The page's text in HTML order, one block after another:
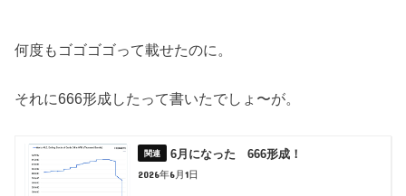
何度もゴゴゴゴって載せたのに。
それに666形成したって書いたでしょ〜が。
6月になった 666形成！
2026年6月1日